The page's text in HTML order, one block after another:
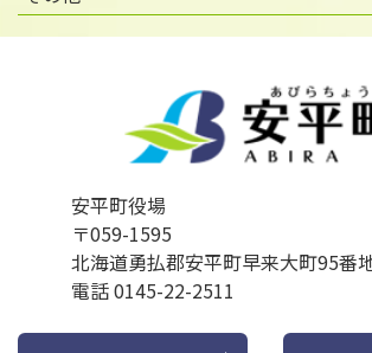
安平町役場
〒059-1595
北海道勇払郡安平町早来大町95番
電話 0145-22-2511